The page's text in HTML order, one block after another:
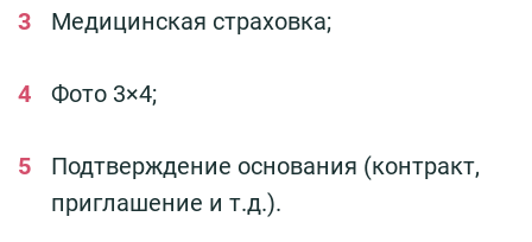
Медицинская страховка;
Фото 3×4;
Подтверждение основания (контракт,
приглашение и т.д.).